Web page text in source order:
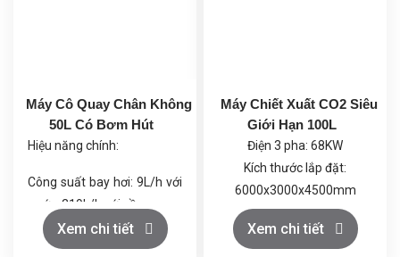
Máy Cô Quay Chân Không
50L Có Bơm Hút
Hiệu năng chính:
Công suất bay hơi: 9L/h với
nước, 219L/h với cồn.
Chân không tối đa: 399.9
Pa (dưới 3mmHg), giúp quá
Xem chi tiết
Máy Chiết Xuất CO2 Siêu
Giới Hạn 100L
Điện 3 pha: 68KW
Kích thước lắp đặt:
6000x3000x4500mm
Khí CO2: Loại thực phẩm
≥99.5%, trọng lượng bình
Xem chi tiết